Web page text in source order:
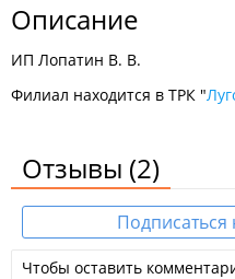
Описание
ИП Лопатин В. В.
Филиал находится в ТРК "
Отзывы (2)
Чтобы оставить